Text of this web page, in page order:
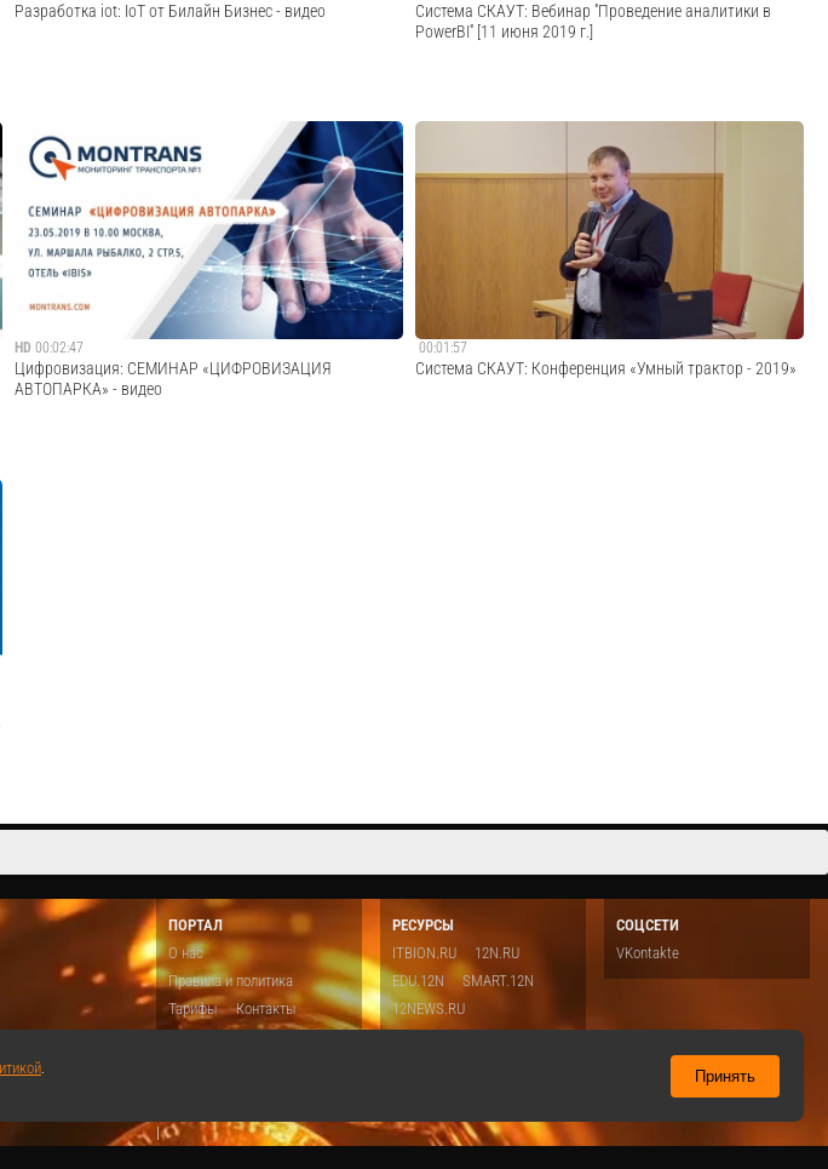
Разработка iot: IoT от Билайн Бизнес - видео
Интернет вещей (internet of things - IoT) - это система
вещей/предметов объеденных между собой в сеть для
взаимодействия друг с другом и со средой.
Cмотреть видео
Система СКАУТ: Вебинар ''Проведение аналитики в
PowerBI'' [11 июня 2019 г.]
ГК СКАУТ - это производственно-коммерческий холдинг.
ГК СКАУТ занимается разработкой, производством,
внедрением и обслуживанием систем спутникового
мониторинга для различных видов транспорта и
спецтехники. К 2013 году пользователями Си...
Cмотреть видео
HD 00:02:47
Цифровизация: СЕМИНАР «ЦИФРОВИЗАЦИЯ
АВТОПАРКА» - видео
00:01:57
Система СКАУТ: Конференция «Умный трактор - 2019»
ПОРТАЛ
О нас
Правила и политика
Тарифы
Контакты
РЕСУРСЫ
ITBION.RU
12N.RU
EDU.12N
SMART.12N
12NEWS.RU
СОЦСЕТИ
VKontakte
|
. Принять